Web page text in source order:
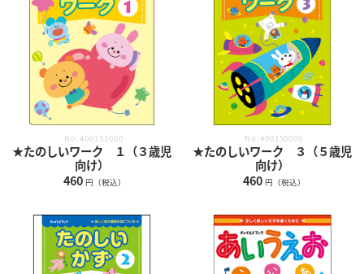
No.400151000
★たのしいワーク １（３歳児
向け）
460 円（税込）
No.400150000
★たのしいワーク ３（５歳児
向け）
460 円（税込）